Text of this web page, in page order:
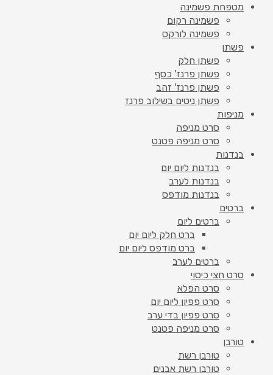
מטפחת פשמינה
פשמינה רקום
פשמינה לורקס
פשתן
פשתן חלק
פשתן פרנז' כסף
פשתן פרנז' זהב
פשתן ניטים בשילוב פרנז
מניפות
סרט מניפה
סרט מניפה פטנט
בנדנות
בנדנות ליום יום
בנדנות לערב
בנדנות מודפס
ברטים
ברטים ליום
ברט חלק ליום יום
ברט מודפס ליום יום
ברטים לערב
סרט חצי כיסוי
סרט הפלא
סרט פפיון ליום יום
סרט פפיון בדי ערב
סרט מניפה פטנט
טורבן
טורבן רשת
טורבן רשת אבנים